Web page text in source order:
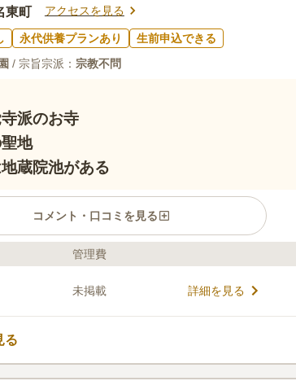
東町
アクセスを見る
永代供養プランあり
生前申込できる
/ 宗旨宗派： 宗教不問
派のお寺
地
蔵院池がある
コメント・口コミを見る
コメント
を安置したことから、安産祈願でも知られるお寺です。
る「地蔵院池」はバス釣りの名所であり、多くの人が訪
す。 園内には遊歩道もあるので、お参りの後に散策を楽
できます。 トイレや休憩所があり、駐車場も完備してい
性が高いです。
管理費
未掲載 詳細を見る
る